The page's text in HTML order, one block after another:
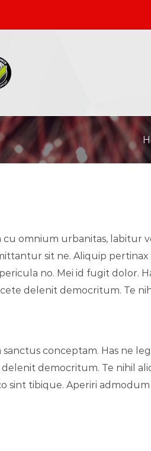
cu omnium urbanitas,
sit ne. Aliquip
no. Mei id fugit dolor.
delenit democritum. Te
conceptam. Has ne
democritum. Te nihil
sint tibique. Aperiri